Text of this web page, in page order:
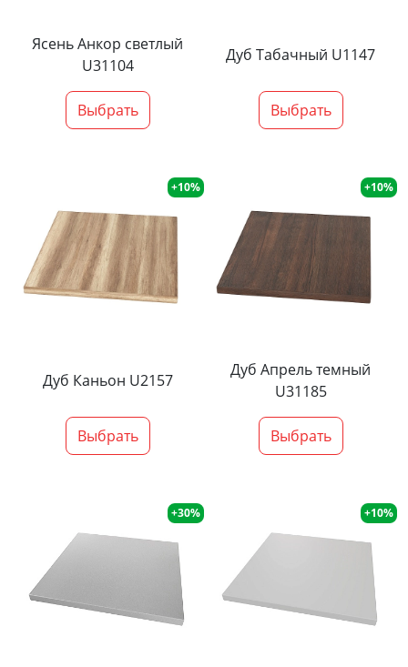
Ясень Анкор светлый
U31104
Выбрать
Дуб Табачный U1147
Выбрать
+10%
Дуб Каньон U2157
Выбрать
+10%
Дуб Апрель темный
U31185
Выбрать
+30% +10%